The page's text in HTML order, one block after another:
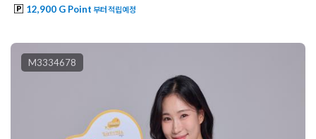
12,900 G Point 부터 적립예정
M3334678